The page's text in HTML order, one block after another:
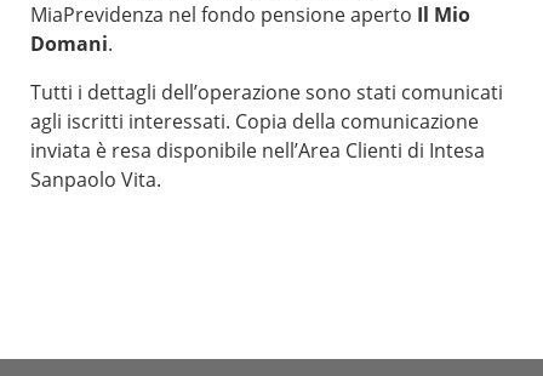
MiaPrevidenza nel fondo pensione aperto Il Mio
Domani.
Tutti i dettagli dell’operazione sono stati comunicati
agli iscritti interessati. Copia della comunicazione
inviata è resa disponibile nell’Area Clienti di Intesa
Sanpaolo Vita.